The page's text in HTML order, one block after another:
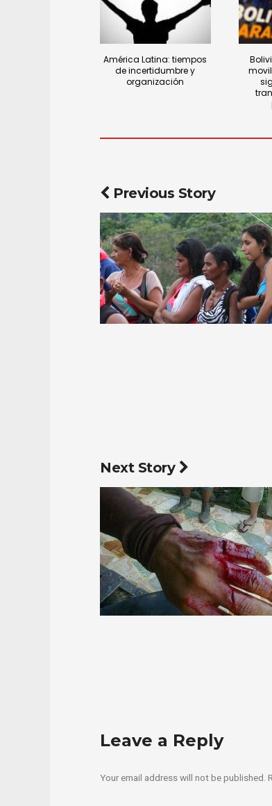
América Latina: tiempos
de incertidumbre y
organización
Previous Story
Next Story
Leave a Reply
Your email address will not be published.